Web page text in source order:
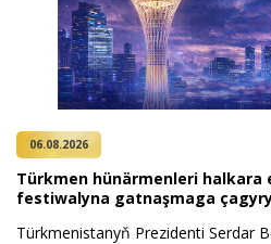
06.08.2026
Türkmen hünärmenleri halkara
festiwalyna gatnaşmaga
Türkmenistanyň Prezidenti Serdar